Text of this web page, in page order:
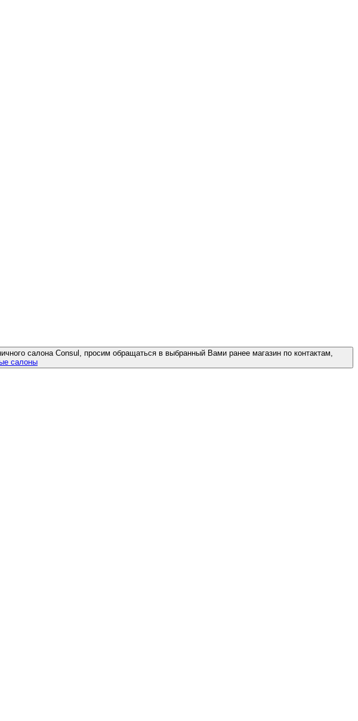
салона Consul, просим обращаться в выбранный Вами ранее магазин по контактам,
салоны